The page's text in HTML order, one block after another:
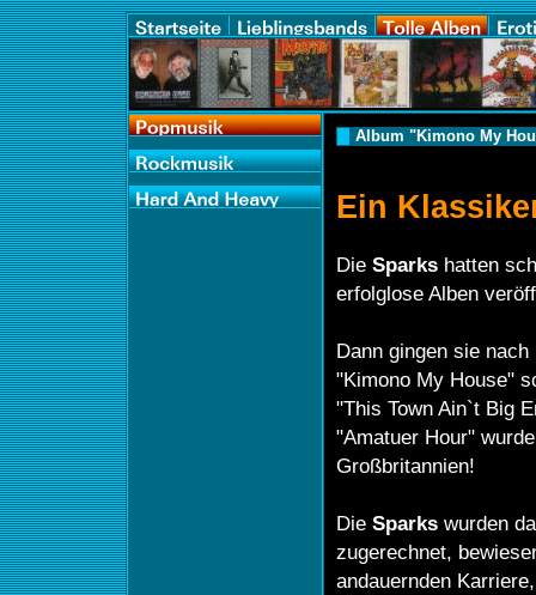
Album "Kimono My
Ein
Die Sparks hatten
erfolglose Alben
Dann gingen sie
"Kimono My House"
"This Town Ain`t Big
"Amatuer Hour"
Großbritannien!
Die Sparks wurden
zugerechnet,
andauernden